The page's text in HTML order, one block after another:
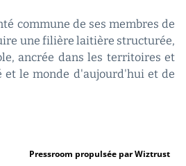
commune de ses membres de
une filière laitière structurée,
ancrée dans les territoires et
et le monde d'aujourd'hui et de
Pressroom propulsée par Wiztrust